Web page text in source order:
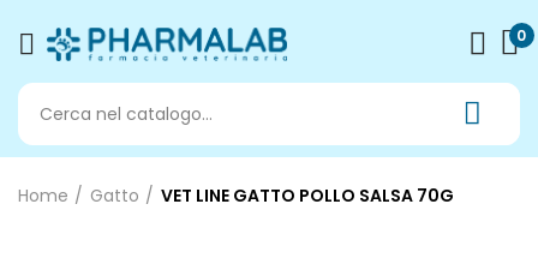
0
Home Gatto VET LINE GATTO POLLO SALSA 70G